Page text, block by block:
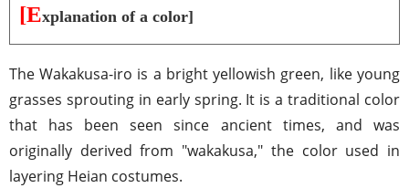
[Explanation of a color]
The Wakakusa-iro is a bright yellowish green, like young
grasses sprouting in early spring. It is a traditional color
that has been seen since ancient times, and was
originally derived from "wakakusa," the color used in
layering Heian costumes.